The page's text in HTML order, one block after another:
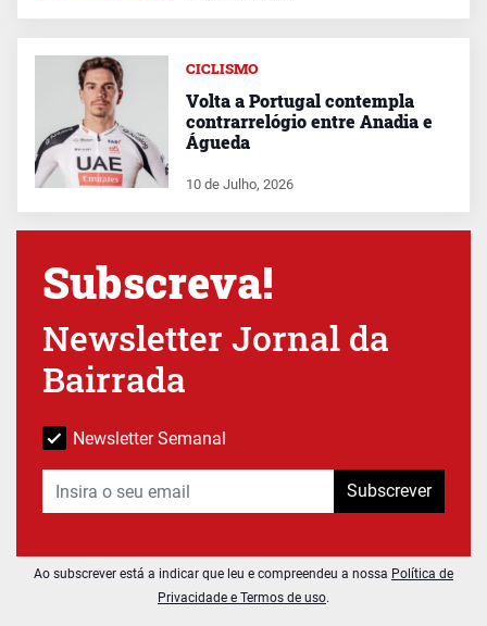
CICLISMO
Volta a Portugal contempla
contrarrelógio entre Anadia e
Águeda
10 de Julho, 2026
Subscreva!
Newsletter Jornal da
Bairrada
Newsletter Semanal
Subscrever
Ao subscrever está a indicar que leu e compreendeu a nossa Política de
Privacidade e Termos de uso.